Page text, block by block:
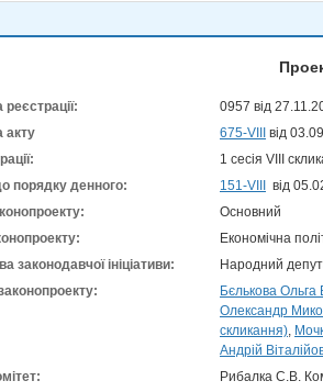
0957 від
акту
675-VIII
від
1 сесія VIII
порядку денного:
151-VIII
від
Основний
Економічна
законодавчої ініціативи:
Народний
законопроекту:
Бєлькова Ольга
Олександр
скликання)
Андрій
Рибалка С.В.